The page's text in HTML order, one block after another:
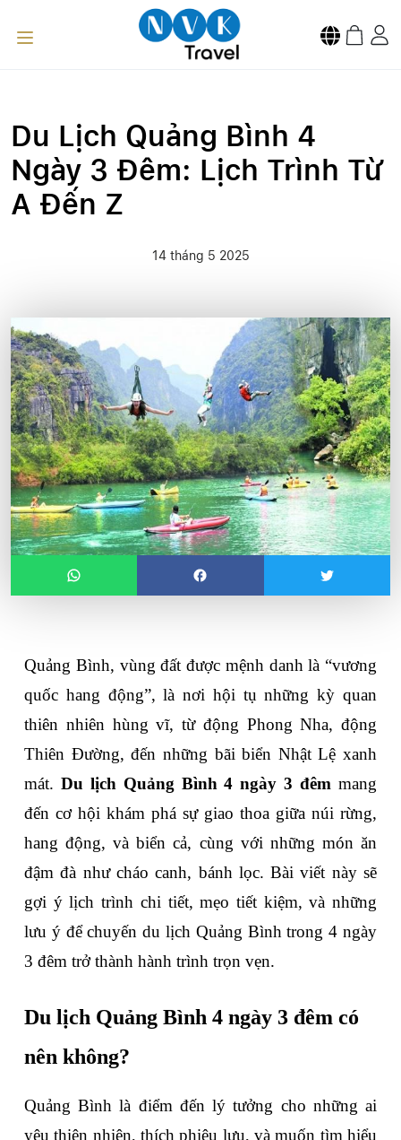
Du Lịch Quảng Bình 4
Ngày 3 Đêm: Lịch Trình Từ
A Đến Z
14 tháng 5 2025
Quảng Bình, vùng đất được mệnh danh là “vương
quốc hang động”, là nơi hội tụ những kỳ quan
thiên nhiên hùng vĩ, từ động Phong Nha, động
Thiên Đường, đến những bãi biển Nhật Lệ xanh
mát. Du lịch Quảng Bình 4 ngày 3 đêm mang
đến cơ hội khám phá sự giao thoa giữa núi rừng,
hang động, và biển cả, cùng với những món ăn
đậm đà như cháo canh, bánh lọc. Bài viết này sẽ
gợi ý lịch trình chi tiết, mẹo tiết kiệm, và những
lưu ý để chuyến du lịch Quảng Bình trong 4 ngày
3 đêm trở thành hành trình trọn vẹn.
Du lịch Quảng Bình 4 ngày 3 đêm có
nên không?
Quảng Bình là điểm đến lý tưởng cho những ai
yêu thiên nhiên, thích phiêu lưu, và muốn tìm hiểu